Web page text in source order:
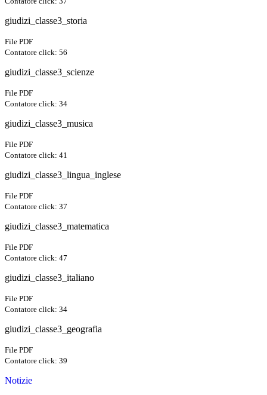
giudizi_classe3_storia
File PDF
Contatore click: 56
giudizi_classe3_scienze
File PDF
Contatore click: 34
giudizi_classe3_musica
File PDF
Contatore click: 41
giudizi_classe3_lingua_inglese
File PDF
Contatore click: 37
giudizi_classe3_matematica
File PDF
Contatore click: 47
giudizi_classe3_italiano
File PDF
Contatore click: 34
giudizi_classe3_geografia
File PDF
Contatore click: 39
Notizie